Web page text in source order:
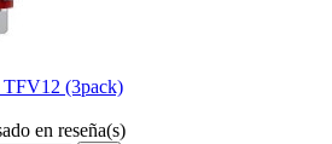
(3pack)
en reseña(s)